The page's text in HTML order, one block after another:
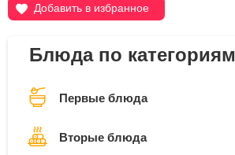
Добавить в избранное
Блюда по категориям
Первые блюда
Вторые блюда